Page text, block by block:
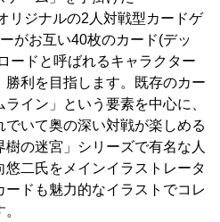
リジナルの2人対戦型カードゲ
がお互い40枚のカード(デッ
ードと呼ばれるキャラクター
勝利を目指します。既存のカー
イン」という要素を中心に、
いて奥の深い対戦が楽しめる
の迷宮」シリーズで有名な人
二氏をメインイラストレータ
ドも魅力的なイラストでコレ